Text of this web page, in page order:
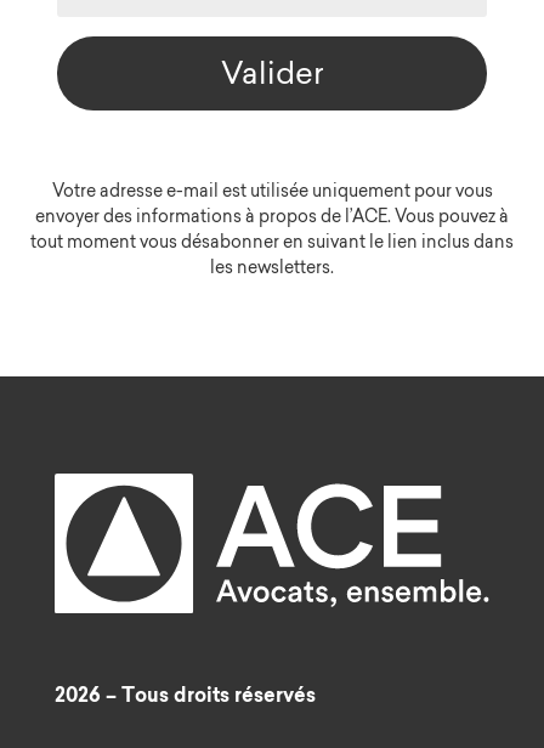
Valider
Votre adresse e-mail est utilisée uniquement pour vous
envoyer des informations à propos de l’ACE. Vous pouvez à
tout moment vous désabonner en suivant le lien inclus dans
les newsletters.
2026 – Tous droits réservés